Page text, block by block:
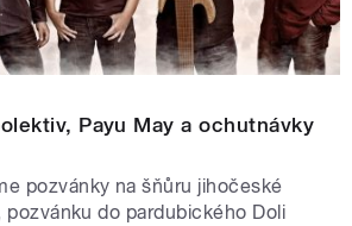
Payu May a ochutnávky
pozvánky na šňůru jihočeské
pozvánku do pardubického Doli